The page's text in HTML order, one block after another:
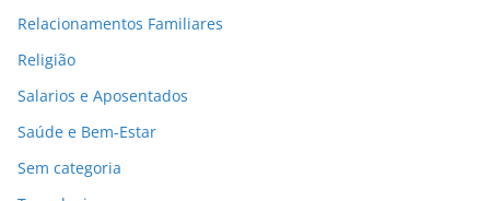
Relacionamentos Familiares
Religião
Salarios e Aposentados
Saúde e Bem-Estar
Sem categoria